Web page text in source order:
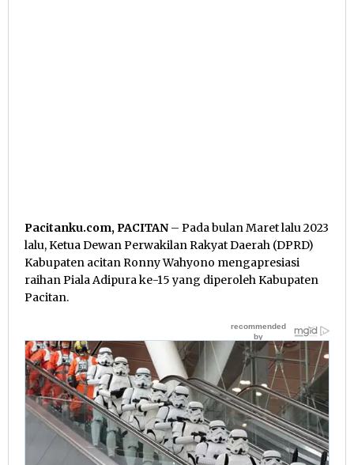
Pacitanku.com, PACITAN – Pada bulan Maret lalu 2023
lalu, Ketua Dewan Perwakilan Rakyat Daerah (DPRD)
Kabupaten acitan Ronny Wahyono mengapresiasi
raihan Piala Adipura ke-15 yang diperoleh Kabupaten
Pacitan.